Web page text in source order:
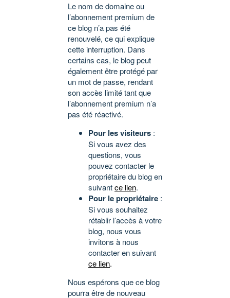
Le nom de domaine ou
l’abonnement premium de
ce blog n’a pas été
renouvelé, ce qui explique
cette interruption. Dans
certains cas, le blog peut
également être protégé par
un mot de passe, rendant
son accès limité tant que
l’abonnement premium n’a
pas été réactivé.
Pour les visiteurs :
Si vous avez des
questions, vous
pouvez contacter le
propriétaire du blog en
suivantce lien.
Pour le propriétaire :
Si vous souhaitez
rétablir l’accès à votre
blog, nous vous
invitons à nous
contacter en suivant
ce lien.
Nous espérons que ce blog
pourra être de nouveau